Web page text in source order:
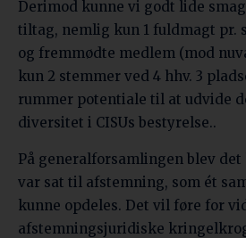
Derimod kunne vi godt lide
tiltag, nemlig kun 1 fuldmagt pr.
og fremmødte medlem (mod
kun 2 stemmer ved 4 hhv. 3
rummer potentiale til at udvide
diversitet i CISUs bestyrelse..
På generalforsamlingen blev
var sat til afstemning, som ét
kunne opdeles. Det vil føre for
afstemningsjuridiske